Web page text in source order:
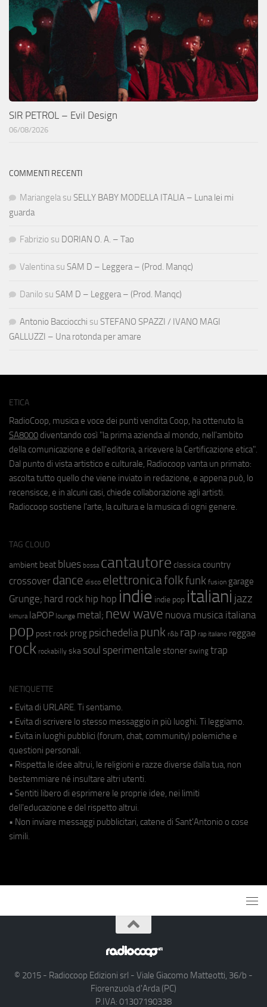
SIR PETROL – Evil Design
06/08/2026
COMMENTI RECENTI
Mariangela su SELLY BABY MODELLA ITALIA – Luna lei mi
guarda
Fabrizio su DORIAN O. A. – Tao
Valentina su SAM D – Leggera – (Prod. Manqc)
Danilo su SAM D – Leggera – (Prod. Manqc)
Antonio Bacciocchi su STEFANO SPAZZI / IVANO MAGI
GALLUZZI – Una rotonda per amare
ETICA
RadioCoop, musica e voce dei punti vendita Coop, ha ottenuto la
SA8000 diventando così "la prima azienda al mondo, nell'ambito
della comunicazione e dell'editoria, a ricevere la Certificazione etica".
Dal punto di vista artistico e culturale, Radiocoop vanta un primato:
ascolta tutto quello che viene inviato in redazione, e appena può, lo
recensisce, e in alcuni casi, chiede collaborazione agli artisti.
Radiocoop sostiene l'arte, la cultura e la musica di ogni genere.
TAG CLOUD
ambient beat blues bossa cantautore classica country
crossover dance disco elettronicafolkfunk fusion garage
Grunge; hard rock hip hop indie indie pop italiani jazz
kimura laPOP lounge metal; new wave nuova musica italiana
pop post rock prog psichedeliapunk r&b rap rap italiano reggae
rock rockabilly ska soul sperimentale stoner swing trap
NETIQUETTE
• Evita di URLARE. Ti sentiamo.
• Evita di scrivere lo stesso messaggio in più luoghi. Ti leggiamo.
• Evita in luoghi pubblici (forum, chat, community) polemiche e
questioni personali.
• Rispetta le idee altrui, le religioni e razze diverse dalla tua, non
bestemmiare né insultare altri utenti.
• Sentiti libero di esprimere le proprie idee, nei limiti
dell'educazione e del rispetto altrui.
• Non inviare messaggi pubblicitari, catene di Sant'Antonio o cose
simili.
© 2015 - Radiocoop Edizioni srl - Viale Giacomo Matteotti, 36/b -
Fiorenzuola d'Arda (PC)
P.IVA: 01307190338